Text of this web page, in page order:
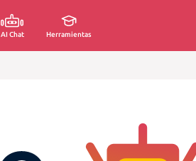
AI Chat Herramientas